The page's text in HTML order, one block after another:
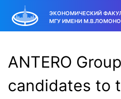
ЭКОНОМИЧЕСКИЙ
МГУ ИМЕНИ
ANTERO
candidates to